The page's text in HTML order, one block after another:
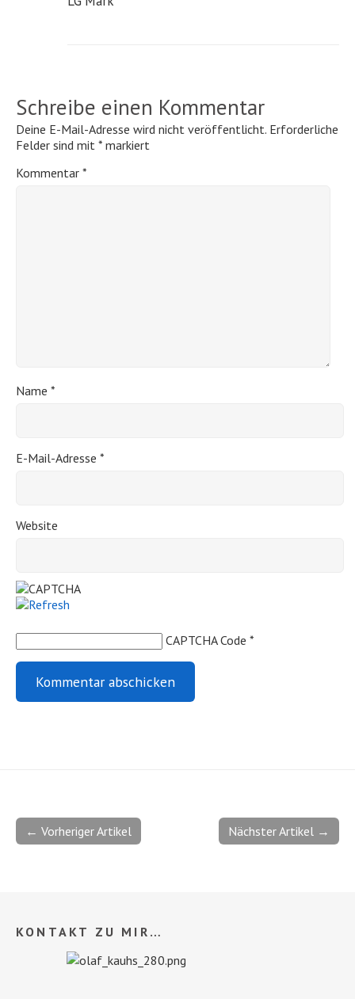
Schreibe einen Kommentar
Deine E-Mail-Adresse wird nicht veröffentlicht. Erforderliche
Felder sind mit * markiert
Kommentar *
Name *
E-Mail-Adresse *
Website
CAPTCHA Code *
Nächster Artikel →
← Vorheriger Artikel
KONTAKT ZU MIR…